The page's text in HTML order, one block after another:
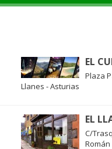
EL
Plaza
Llanes - Asturias
EL
C/